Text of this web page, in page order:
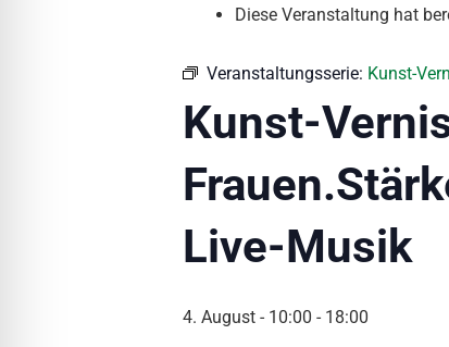
Diese Veranstaltung hat
Veranstaltungsserie: Kunst-
Kunst-
Live-Musik
4. August - 10:00 - 18:00